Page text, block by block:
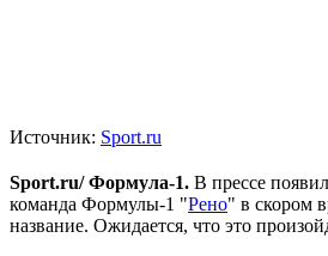
Источник: Sport.ru
Sport.ru/ Формула-1. В прессе
команда Формулы-1 "Рено" в скором
название. Ожидается, что это